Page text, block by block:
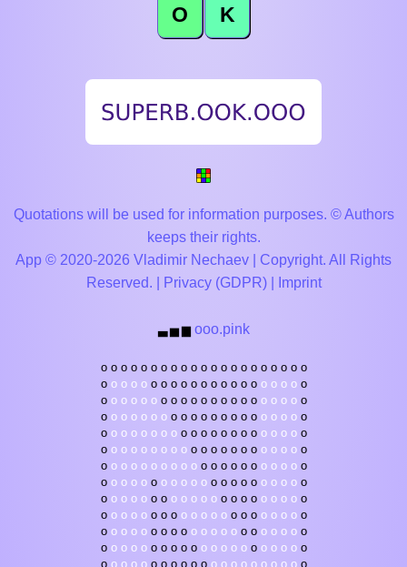
O K
Quotations will be used for information purposes. © Authors
keeps their rights.
App © 2020-2026 Vladimir Nechaev | Copyright. All Rights
Reserved. |
Privacy (GDPR)| Imprint
▃ ▅ ▆ ooo.pink
o o o o o o o o o o o o o o o o o o o o o
o o o o o o o o o o o o o o o o o o o o o
o o o o o o o o o o o o o o o o o o o o o
o o o o o o o o o o o o o o o o o o o o o
o o o o o o o o o o o o o o o o o o o o o
o o o o o o o o o o o o o o o o o o o o o
o o o o o o o o o o o o o o o o o o o o o
o o o o o o o o o o o o o o o o o o o o o
o o o o o o o o o o o o o o o o o o o o o
o o o o o o o o o o o o o o o o o o o o o
o o o o o o o o o o o o o o o o o o o o o
o o o o o o o o o o o o o o o o o o o o o
o o o o o o o o o o o o o o o o o o o o o